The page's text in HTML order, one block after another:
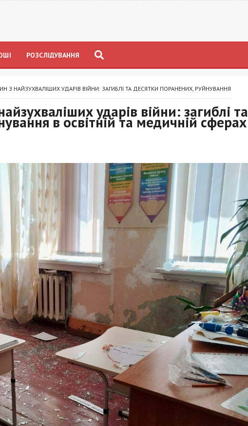
РОЗСЛІДУВАННЯ
З НАЙЗУХВАЛІШИХ УДАРІВ ВІЙНИ: ЗАГИБЛІ ТА ДЕСЯТКИ ПОРАНЕНИХ, РУЙНУВАННЯ
ударів війни: загиблі та
в освітній та медичній сферах